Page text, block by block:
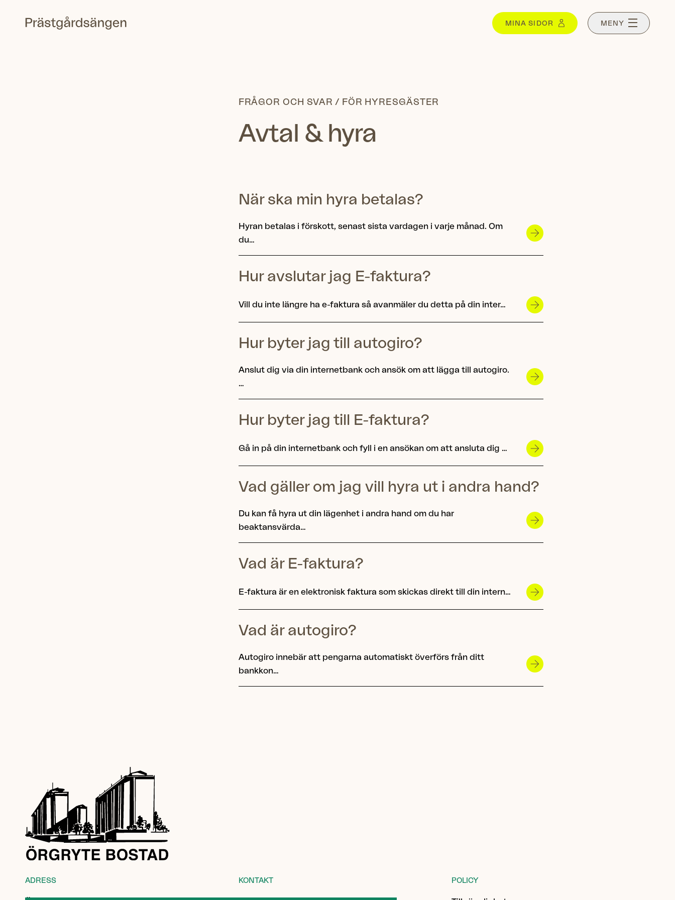
MINA SIDOR MENY
FRÅGOR OCH SVAR / FÖR HYRESGÄSTER
Avtal & hyra
När ska min hyra betalas?
Hyran betalas i förskott, senast sista vardagen i varje månad. Om
du…
Hur avslutar jag E-faktura?
Vill du inte längre ha e-faktura så avanmäler du detta på din inter…
Hur byter jag till autogiro?
Anslut dig via din internetbank och ansök om att lägga till autogiro.
…
Hur byter jag till E-faktura?
Gå in på din internetbank och fyll i en ansökan om att ansluta dig …
Vad gäller om jag vill hyra ut i andra hand?
Du kan få hyra ut din lägenhet i andra hand om du har
beaktansvärda…
Vad är E-faktura?
E-faktura är en elektronisk faktura som skickas direkt till din intern…
Vad är autogiro?
Autogiro innebär att pengarna automatiskt överförs från ditt
bankkon…
ADRESS KONTAKT POLICY